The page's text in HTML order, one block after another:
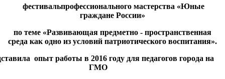
фестивальпрофессионального мастерства «Юные
граждане России»
по теме «Развивающая предметно - пространственная
среда как одно из условий патриотического воспитания».
опыт работы в 2016 году для педагогов города на
ГМО